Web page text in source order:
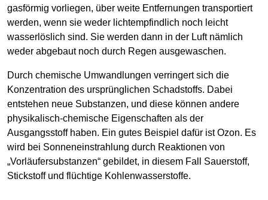
gasförmig vorliegen, über weite Entfernungen transportiert
werden, wenn sie weder lichtempfindlich noch leicht
wasserlöslich sind. Sie werden dann in der Luft nämlich
weder abgebaut noch durch Regen ausgewaschen.
Durch chemische Umwandlungen verringert sich die
Konzentration des ursprünglichen Schadstoffs. Dabei
entstehen neue Substanzen, und diese können andere
physikalisch-chemische Eigenschaften als der
Ausgangsstoff haben. Ein gutes Beispiel dafür ist Ozon. Es
wird bei Sonneneinstrahlung durch Reaktionen von
„Vorläufersubstanzen“ gebildet, in diesem Fall Sauerstoff,
Stickstoff und flüchtige Kohlenwasserstoffe.